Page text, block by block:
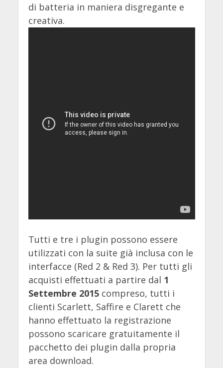
di batteria in maniera disgregante e
creativa.
Tutti e tre i plugin possono essere
utilizzati con la suite già inclusa con le
interfacce (Red 2 & Red 3). Per tutti gli
acquisti effettuati a partire dal 1
Settembre 2015compreso, tutti i
clienti Scarlett, Saffire e Clarett che
hanno effettuato la registrazione
possono scaricare gratuitamente il
pacchetto dei plugin dalla propria
area download.